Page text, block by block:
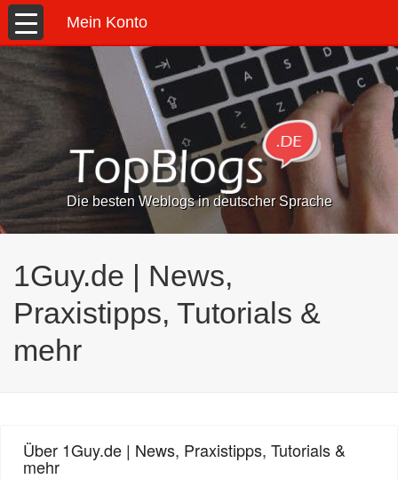
Mein Konto
Die besten Weblogs in deutscher Sprache
1Guy.de | News,
Praxistipps, Tutorials &
mehr
Über 1Guy.de | News, Praxistipps, Tutorials &
mehr